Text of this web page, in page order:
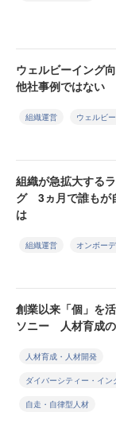
ウェルビーイング
他社事例ではない
組織運営 ウェルビ
組織が急拡大する
グ 3ヵ月で誰もが
は
組織運営 オンボー
創業以来「個」を
ソニー 人材育成
人材育成・人材開発
ダイバーシティー・イン
自走・自律型人材